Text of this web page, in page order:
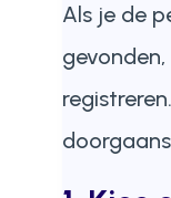
Als je de